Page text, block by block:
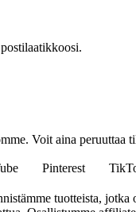
Voit aina peruuttaa
Pinterest
tuotteista,